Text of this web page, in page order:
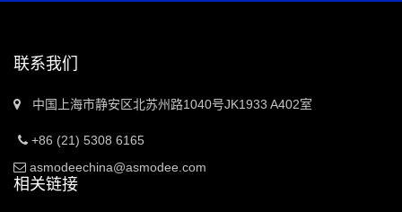
联系我们
中国上海市静安区北苏州路1040号JK1933 A402室
+86 (21) 5308 6165
asmodeechina@asmodee.com
相关链接